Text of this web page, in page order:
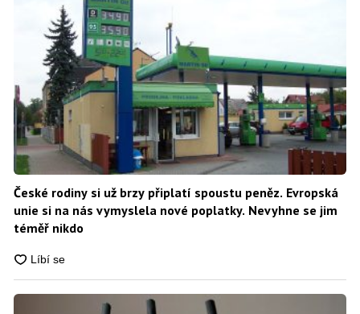
České rodiny si už brzy připlatí spoustu peněz. Evropská
unie si na nás vymyslela nové poplatky. Nevyhne se jim
téměř nikdo